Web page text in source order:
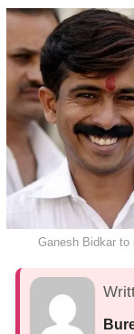
Ganesh Bidkar to